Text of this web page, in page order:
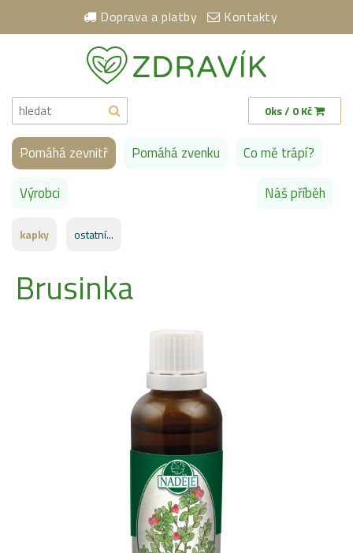
Doprava a platby Kontakty
0ks / 0 Kč
Pomáhá zevnitř Pomáhá zvenku
Co mě trápí?
Výrobci
Náš příběh
kapky ostatní...
Brusinka